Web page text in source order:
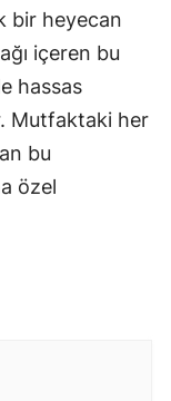
bir heyecan
içeren bu
hassas
Mutfaktaki her
bu
özel